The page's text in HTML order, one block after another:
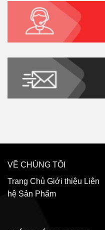
VỀ CHÚNG TÔI
Trang Chủ Giới thiệu Liên
hệ Sản Phẩm